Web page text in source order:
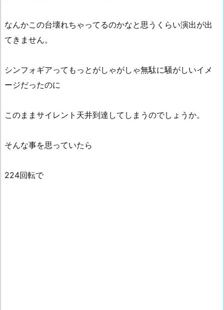
なんかこの台壊れちゃってるのかなと思うくらい演出が出
てきません。
シンフォギアってもっとがしゃがしゃ無駄に騒がしいイメ
ージだったのに
このままサイレント天井到達してしまうのでしょうか。
そんな事を思っていたら
224回転で